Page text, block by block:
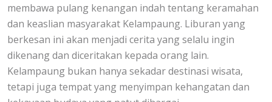
membawa pulang kenangan indah tentang keramahan
dan keaslian masyarakat Kelampaung. Liburan yang
berkesan ini akan menjadi cerita yang selalu ingin
dikenang dan diceritakan kepada orang lain.
Kelampaung bukan hanya sekadar destinasi wisata,
tetapi juga tempat yang menyimpan kehangatan dan